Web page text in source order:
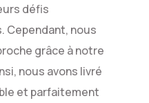
défis
nous
grâce à notre
nous avons livré
et parfaitement